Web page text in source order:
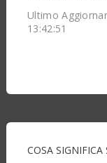
COSA SIGNIFICA
Ultimo
13:42:51